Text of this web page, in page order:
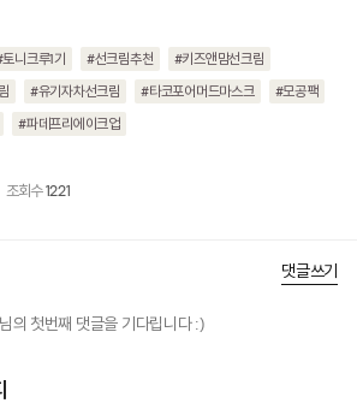
니크루1기 #선크림추천 #키즈앤맘선크림
#유기자차선크림 #타코포어머드마스크 #모공팩
#파데프리에이크업
조회수1221
댓글쓰기
의 첫번째 댓글을 기다립니다 :)